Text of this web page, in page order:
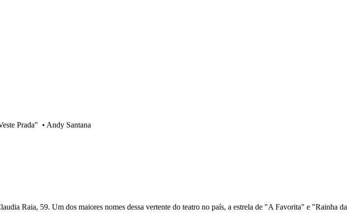
Prada" • Andy Santana
Raia, 59. Um dos maiores nomes dessa vertente do teatro no país, a estrela de "A Favorita" e "Rainha da